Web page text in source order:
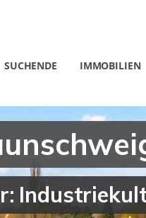
SUCHENDE IMMOBILIEN